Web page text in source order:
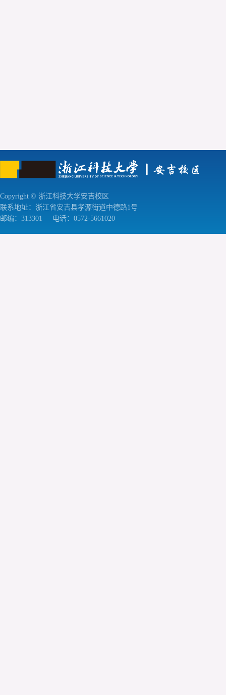
Copyright © 浙江科技大学安吉校区
联系地址：浙江省安吉县孝源街道中德路1号
邮编：313301
电话：0572-5661020